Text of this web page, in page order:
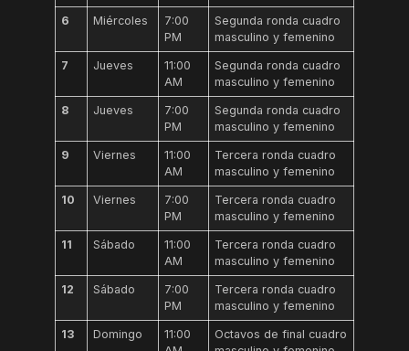
6 Miércoles
7:00
PM
Segunda ronda cuadro
masculino y femenino
7 Jueves
11:00
AM
Segunda ronda cuadro
masculino y femenino
8 Jueves
7:00
PM
Segunda ronda cuadro
masculino y femenino
9 Viernes
11:00
AM
Tercera ronda cuadro
masculino y femenino
10 Viernes
7:00
PM
Tercera ronda cuadro
masculino y femenino
11 Sábado
11:00
AM
Tercera ronda cuadro
masculino y femenino
12 Sábado
7:00
PM
Tercera ronda cuadro
masculino y femenino
13 Domingo
11:00
Octavos de final cuadro